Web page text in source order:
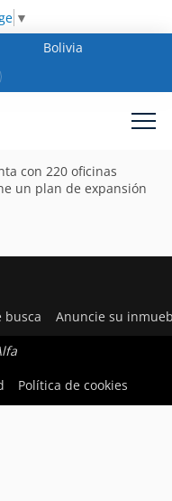
▼
Bolivia
con 220 oficinas
un plan de expansión
busca Anuncie su
Política de cookies